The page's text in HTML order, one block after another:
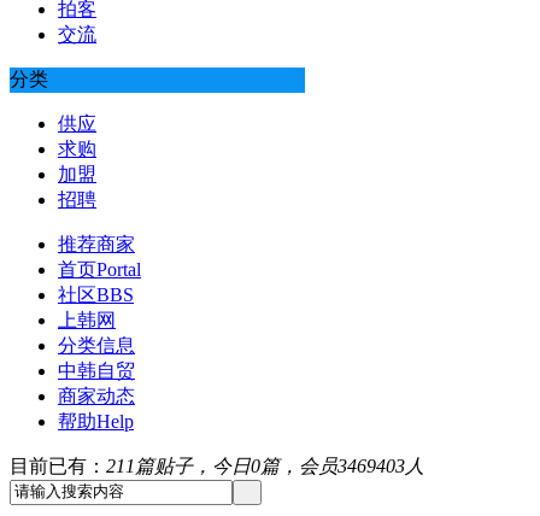
拍客
交流
分类
供应
求购
加盟
招聘
推荐商家
首页Portal
社区BBS
上韩网
分类信息
中韩自贸
商家动态
帮助Help
目前已有： 211篇贴子，今日0篇，会员3469403人